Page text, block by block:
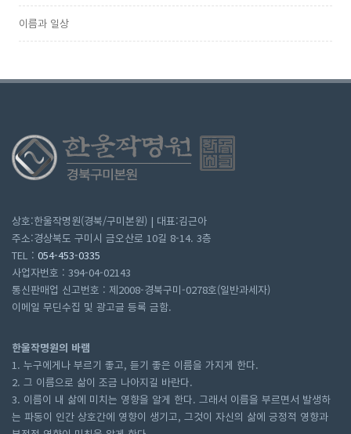
이름과 일상
상호:한울작명원(경북/구미본원) | 대표:김근아
주소:경상북도 구미시 금오산로 10길 8-14. 3층
TEL : 054-453-0335
사업자번호 : 394-04-02143
통신판매업 신고번호 : 제2008-경북구미-0278호(일반과세자)
이메일 무딘수집 및 광고글 등록 금함.
한울작명원의 바램
1. 누구에게나 부르기 좋고, 듣기 좋은 이름을 가지게 한다.
2. 그 이름으로 삶이 조금 나아지길 바란다.
3. 이름이 내 삶에 미치는 영향을 알게 한다. 그래서 이름을 부르면서 발생하
는 파동이 인간 상호간에 영향이 생기고, 그것이 자신의 삶에 긍정적 영향과